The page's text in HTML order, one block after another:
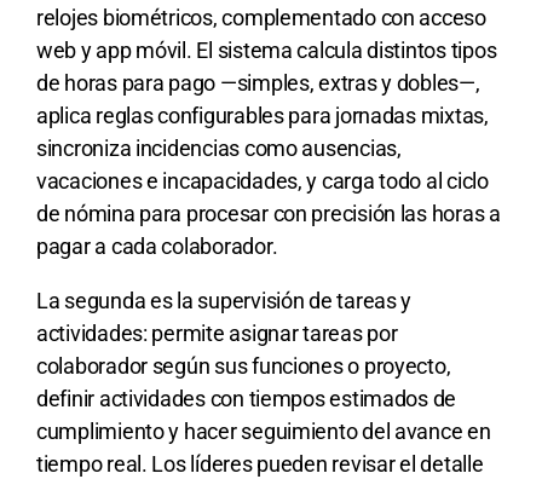
relojes biométricos, complementado con acceso
web y app móvil. El sistema calcula distintos tipos
de horas para pago —simples, extras y dobles—,
aplica reglas configurables para jornadas mixtas,
sincroniza incidencias como ausencias,
vacaciones e incapacidades, y carga todo al ciclo
de nómina para procesar con precisión las horas a
pagar a cada colaborador.
La segunda es la supervisión de tareas y
actividades: permite asignar tareas por
colaborador según sus funciones o proyecto,
definir actividades con tiempos estimados de
cumplimiento y hacer seguimiento del avance en
tiempo real. Los líderes pueden revisar el detalle